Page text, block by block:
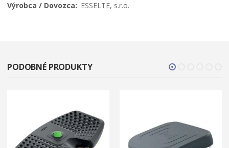
ESSELTE, s.r.o.
PODOBNÉ PRODUKTY